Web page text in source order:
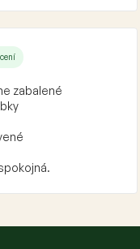
zabalené